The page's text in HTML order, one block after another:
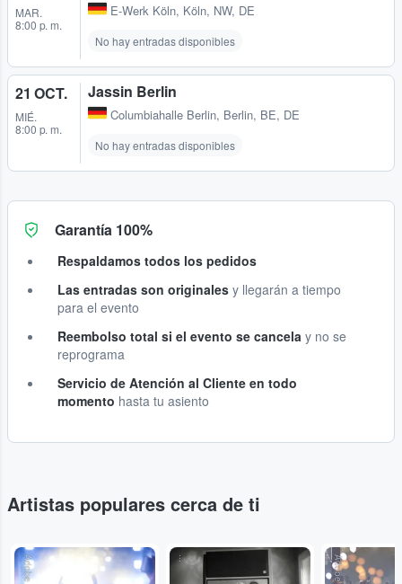
MAR.
8:00 p. m.
E-Werk Köln, Köln, NW, DE
No hay entradas disponibles
21 OCT.
MIÉ.
8:00 p. m.
Jassin Berlin
Columbiahalle Berlin, Berlin, BE, DE
No hay entradas disponibles
Garantía 100%
Respaldamos todos los pedidos
Las entradas son originales y llegarán a tiempo
para el evento
Reembolso total si el evento se cancela y no se
reprograma
Servicio de Atención al Cliente en todo
momento hasta tu asiento
Artistas populares cerca de ti
...